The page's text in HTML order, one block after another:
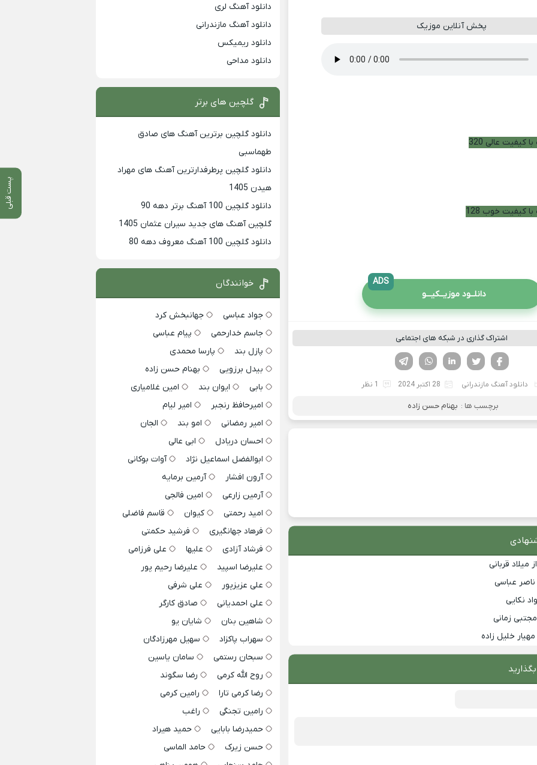
پست قبلی
پخش آنلاین موزیک
کیفیت عالی 320
کیفیت خوب 128
دانلــود موزیــکیـــو
ADS
اشتراک گذاری در شبکه های اجتماعی
لینکدین تویتر
فیسوک
دانلود آهنگ مازندرانی 28 اکتبر 2024 1 نظر
برچسب ها : بهنام حسن زاده
قربانی
ناصر عباسی
نکایی
زمانی
خلیل زاده
دانلود آهنگ لری
دانلود آهنگ مازندرانی
دانلود ریمیکس
دانلود مداحی
گلچین های برتر
دانلود گلچین برترین آهنگ های صادق
طهماسبی
دانلود گلچین پرطرفدارترین آهنگ های مهراد
هیدن 1405
دانلود گلچین 100 آهنگ برتر دهه 90
گلچین آهنگ های جدید سیران عثمان 1405
دانلود گلچین 100 آهنگ معروف دهه 80
خوانندگان
جواد عباسی
جهانبخش کرد
جاسم خدارحمی
پیام عباسی
پازل بند
پارسا محمدی
بیدل برزویی
بهنام حسن زاده
بابی
ایوان بند
امین غلامیاری
امیرحافظ رنجبر
امیر لیام
امیر رمضانی
امو بند
الجان
احسان دریادل
ابی عالی
ابوالفضل اسماعیل نژاد
آوات بوکانی
آرون افشار
آرمین برمایه
آرمین زارعی
امین فالجی
امید رحمتی
کیوان
قاسم فاضلی
فرهاد جهانگیری
فرشید حکمتی
فرشاد آزادی
علیها
علی فرزامی
علیرضا اسپید
علیرضا رحیم پور
علی عزیزپور
علی شرفی
علی احمدیانی
صادق کارگر
شاهین بنان
شایان یو
سهراب پاکزاد
سهیل مهرزادگان
سبحان رستمی
سامان یاسین
روح الله کرمی
رضا سگوند
رضا کرمی تارا
رامین کرمی
رامین تجنگی
راغب
حمیدرضا بابایی
حمید هیراد
حسن زیرک
حامد الماسی